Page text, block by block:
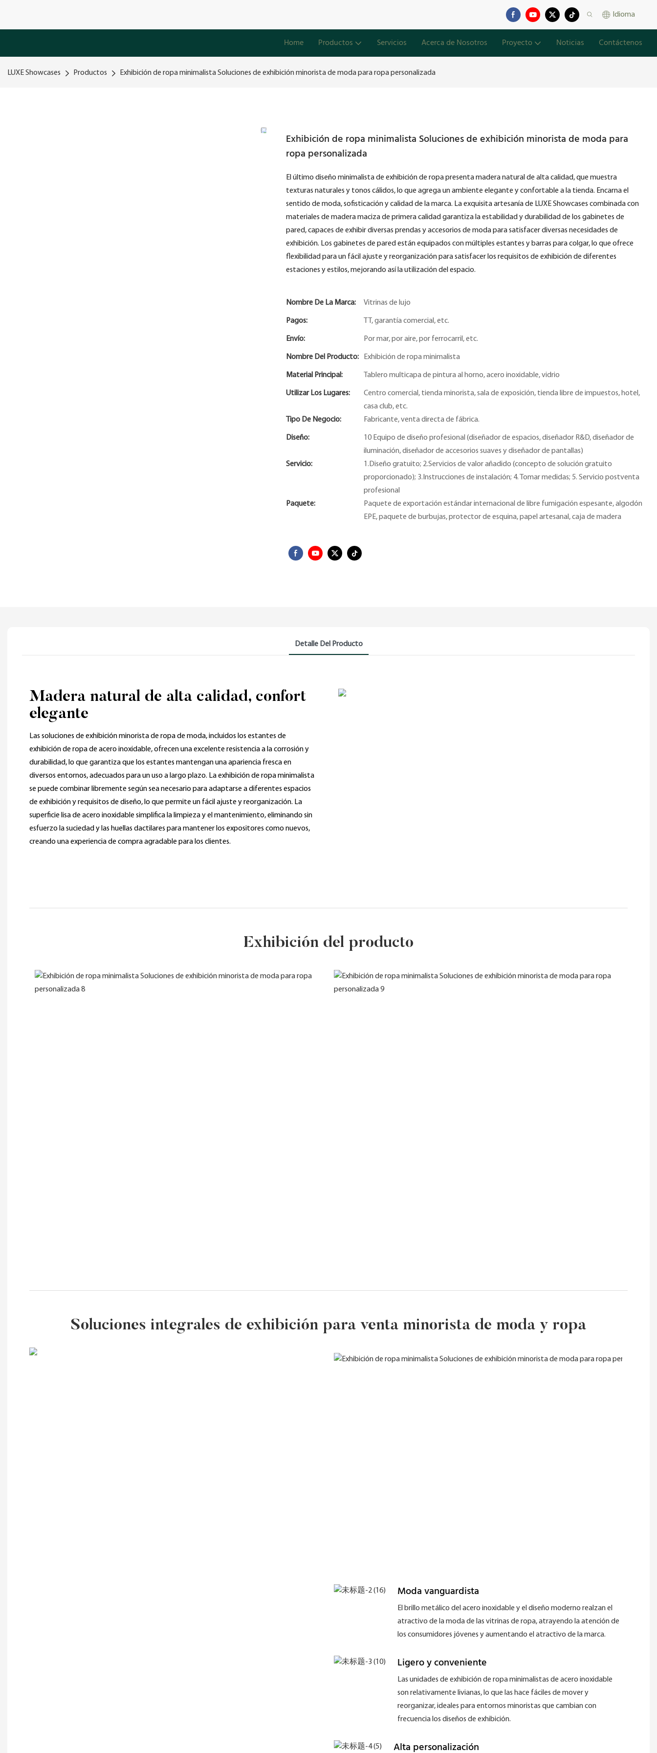
Idioma
Home Productos Servicios Acerca de Nosotros Proyecto Noticias Contáctenos
LUXE Showcases Productos Exhibición de ropa minimalista Soluciones de exhibición minorista de moda para ropa personalizada
Exhibición de ropa minimalista Soluciones de exhibición minorista de moda para
ropa personalizada
El último diseño minimalista de exhibición de ropa presenta madera natural de alta calidad, que muestra
texturas naturales y tonos cálidos, lo que agrega un ambiente elegante y confortable a la tienda. Encarna el
sentido de moda, sofisticación y calidad de la marca. La exquisita artesanía de LUXE Showcases combinada con
materiales de madera maciza de primera calidad garantiza la estabilidad y durabilidad de los gabinetes de
pared, capaces de exhibir diversas prendas y accesorios de moda para satisfacer diversas necesidades de
exhibición. Los gabinetes de pared están equipados con múltiples estantes y barras para colgar, lo que ofrece
flexibilidad para un fácil ajuste y reorganización para satisfacer los requisitos de exhibición de diferentes
estaciones y estilos, mejorando así la utilización del espacio.
Nombre De La Marca: Vitrinas de lujo
Pagos: TT, garantía comercial, etc.
Envío: Por mar, por aire, por ferrocarril, etc.
Nombre Del Producto: Exhibición de ropa minimalista
Material Principal: Tablero multicapa de pintura al horno, acero inoxidable, vidrio
Utilizar Los Lugares:
Centro comercial, tienda minorista, sala de exposición, tienda libre de impuestos, hotel,
casa club, etc.
Tipo De Negocio:
Fabricante, venta directa de fábrica.
Diseño:
10 Equipo de diseño profesional (diseñador de espacios, diseñador R&D, diseñador de
iluminación, diseñador de accesorios suaves y diseñador de pantallas)
Servicio:
1.Diseño gratuito; 2.Servicios de valor añadido (concepto de solución gratuito
proporcionado); 3.Instrucciones de instalación; 4. Tomar medidas; 5. Servicio postventa
profesional
Paquete:
Paquete de exportación estándar internacional de libre fumigación espesante, algodón
EPE, paquete de burbujas, protector de esquina, papel artesanal, caja de madera
Detalle Del Producto
Madera natural de alta calidad, confort
elegante
Las soluciones de exhibición minorista de ropa de moda, incluidos los estantes de
exhibición de ropa de acero inoxidable, ofrecen una excelente resistencia a la corrosión y
durabilidad, lo que garantiza que los estantes mantengan una apariencia fresca en
diversos entornos, adecuados para un uso a largo plazo. La exhibición de ropa minimalista
se puede combinar libremente según sea necesario para adaptarse a diferentes espacios
de exhibición y requisitos de diseño, lo que permite un fácil ajuste y reorganización. La
superficie lisa de acero inoxidable simplifica la limpieza y el mantenimiento, eliminando sin
esfuerzo la suciedad y las huellas dactilares para mantener los expositores como nuevos,
creando una experiencia de compra agradable para los clientes.
Exhibición del producto
Soluciones integrales de exhibición para venta minorista de moda y ropa
Moda vanguardista
El brillo metálico del acero inoxidable y el diseño moderno realzan el
atractivo de la moda de las vitrinas de ropa, atrayendo la atención de
los consumidores jóvenes y aumentando el atractivo de la marca.
Ligero y conveniente
Las unidades de exhibición de ropa minimalistas de acero inoxidable
son relativamente livianas, lo que las hace fáciles de mover y
reorganizar, ideales para entornos minoristas que cambian con
frecuencia los diseños de exhibición.
Alta personalización